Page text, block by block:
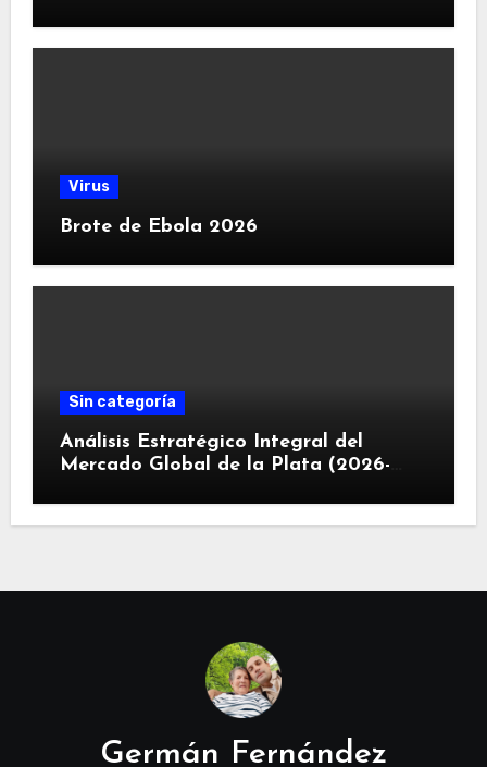
Virus
Brote de Ebola 2026
Sin categoría
Análisis Estratégico Integral del
Mercado Global de la Plata (2026-
Germán Fernández